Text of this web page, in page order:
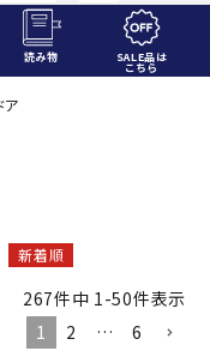
読み物 SALE品は
こちら
ア
新着順
267件中 1-50件表示
1
2 … 6